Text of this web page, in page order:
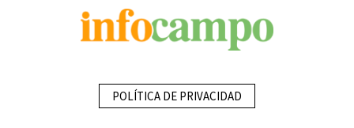
POLÍTICA DE PRIVACIDAD